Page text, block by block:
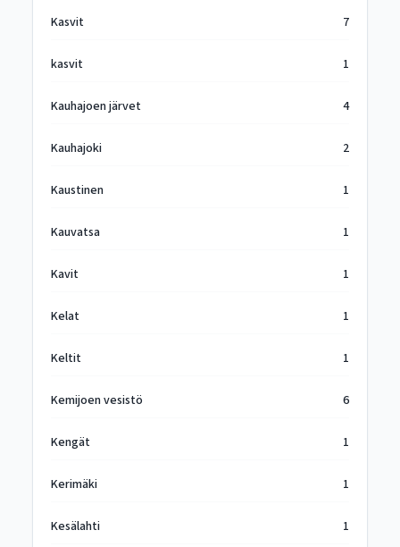
Kasvit 7
kasvit 1
Kauhajoen järvet 4
Kauhajoki 2
Kaustinen 1
Kauvatsa 1
Kavit 1
Kelat 1
Keltit 1
Kemijoen vesistö 6
Kengät 1
Kerimäki 1
Kesälahti 1